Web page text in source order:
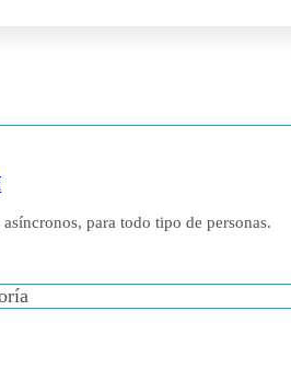
para todo tipo de personas.